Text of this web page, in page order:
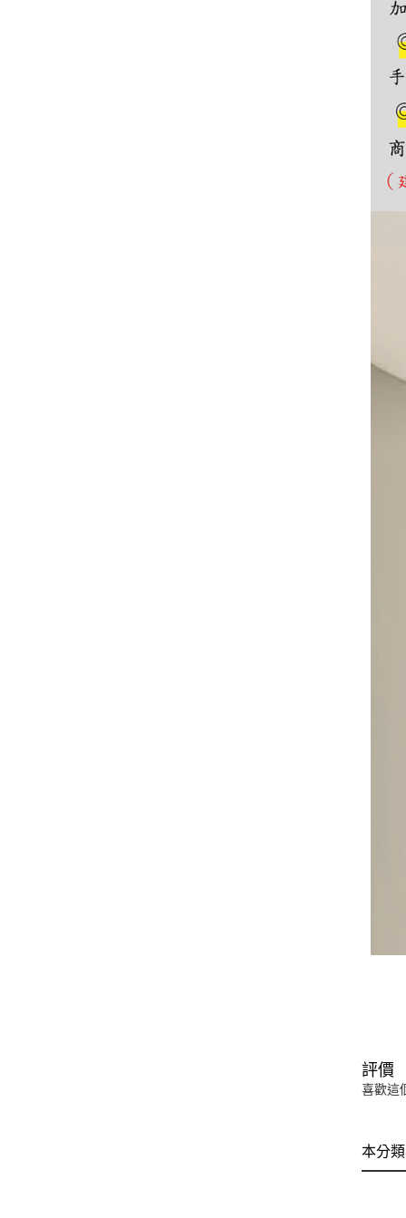
評價
喜歡這
本分